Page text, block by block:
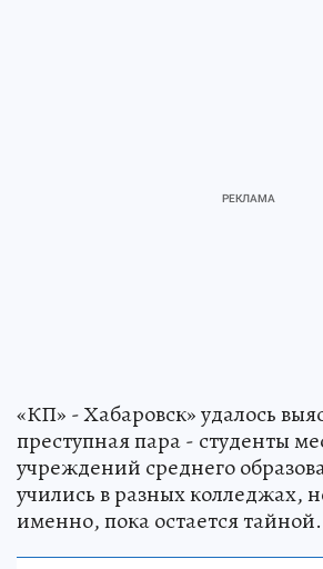
«КП» - Хабаровск» удалось
преступная пара - студенты
учреждений среднего
учились в разных колледжах,
именно, пока остается тайной.